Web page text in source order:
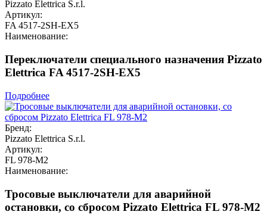
Pizzato Elettrica S.r.l.
Артикул:
FA 4517-2SH-EX5
Наименование:
Переключатели специального назначения Pizzato
Elettrica FA 4517-2SH-EX5
Подробнее
Бренд:
Pizzato Elettrica S.r.l.
Артикул:
FL 978-M2
Наименование:
Тросовые выключатели для аварийной
остановки, со сбросом Pizzato Elettrica FL 978-M2